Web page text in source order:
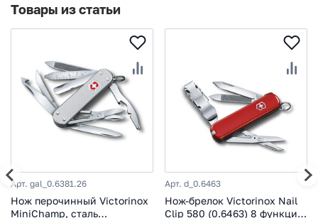
Товары из статьи
Арт. gal_0.6381.26
Нож перочинный Victorinox
MiniChamp, сталь
Арт. d_0.6463
Нож-брелок Victorinox Nail
Clip 580 (0.6463) 8 функций,